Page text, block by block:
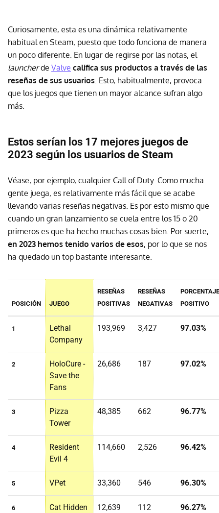
Curiosamente, esta es una dinámica relativamente
habitual en Steam, puesto que todo funciona de manera
un poco diferente. En lugar de regirse por las notas, el
launcherde Valve califica sus productos a través de las
reseñas de sus usuarios. Esto, habitualmente, provoca
que los juegos que tienen un mayor alcance sufran algo
más.
Estos serían los 17 mejores juegos de
2023 según los usuarios de Steam
Véase, por ejemplo, cualquier Call of Duty. Como mucha
gente juega, es relativamente más fácil que se acabe
llevando varias reseñas negativas. Es por esto mismo que
cuando un gran lanzamiento se cuela entre los 15 o 20
primeros es que ha hecho muchas cosas bien. Por suerte,
en 2023 hemos tenido varios de esos, por lo que se nos
ha quedado un top bastante interesante.
POSICIÓN JUEGO
RESEÑAS
POSITIVAS
RESEÑAS
NEGATIVAS
PORCENTAJE
POSITIVO
1
Lethal
Company
193,969 3,427 97.03%
2
HoloCure -
Save the
Fans
26,686 187 97.02%
3
Pizza
Tower
48,385 662 96.77%
4
Resident
Evil 4
114,660 2,526 96.42%
5 VPet 33,360 546 96.30%
6
Cat Hidden
12,639 112 96.27%